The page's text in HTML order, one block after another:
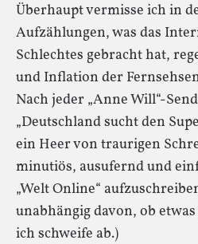
Überhaupt vermisse ich in
Aufzählungen, was das
Schlechtes gebracht hat,
und Inflation der
Nach jeder „Anne Will“-
„Deutschland sucht den
ein Heer von traurigen
minutiös, ausufernd und
„Welt Online“
unabhängig davon, ob
ich schweife ab.)